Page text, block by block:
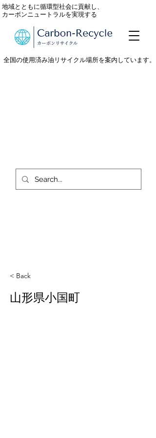
全国の使用済み油リサイクル場所を案内しています。
地域とともに循環型社会に貢献し、
カーボンニュートラルを実現する
< Back
山形県小国町